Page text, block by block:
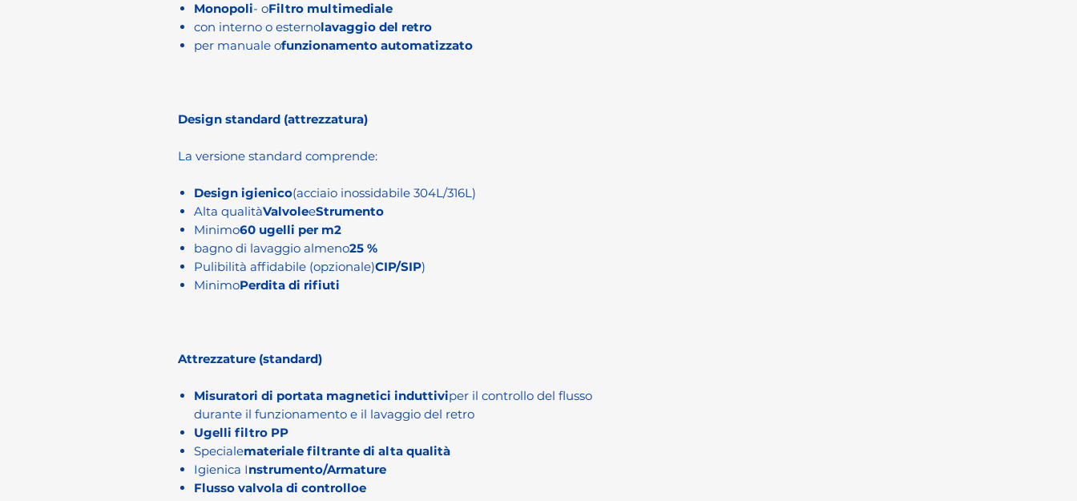
Monopoli- oFiltro multimediale
con interno o esternolavaggio del retro
per manuale ofunzionamento automatizzato
Design standard (attrezzatura)
La versione standard comprende:
Design igienico(acciaio inossidabile 304L/316L)
Alta qualitàValvoleeStrumento
Minimo60 ugelli per m2
bagno di lavaggio almeno25 %
Pulibilità affidabile (opzionale)CIP/SIP)
MinimoPerdita di rifiuti
Attrezzature (standard)
Misuratori di portata magnetici induttiviper il controllo del flusso
durante il funzionamento e il lavaggio del retro
Ugelli filtro PP
Specialemateriale filtrante di alta qualità
Igienica Instrumento/Armature
Flusso valvola di controlloe